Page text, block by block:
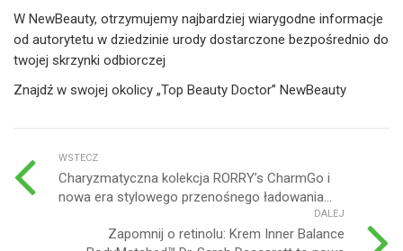
W NewBeauty, otrzymujemy najbardziej wiarygodne informacje
od autorytetu w dziedzinie urody dostarczone bezpośrednio do
twojej skrzynki odbiorczej
Znajdź w swojej okolicy „Top Beauty Doctor” NewBeauty
WSTECZ
Charyzmatyczna kolekcja RORRY’s CharmGo i
nowa era stylowego przenośnego ładowania...
DALEJ
Zapomnij o retinolu: Krem Inner Balance